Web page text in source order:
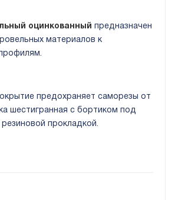
оцинкованный
предназначен
материалов к
предохраняет саморезы от
шестигранная с бортиком под
прокладкой.